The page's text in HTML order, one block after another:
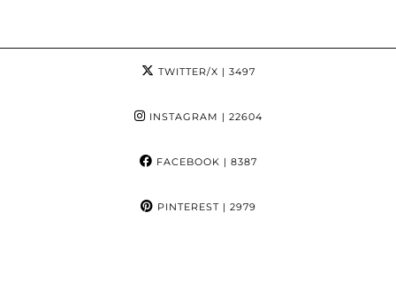
TWITTER/X | 3497
INSTAGRAM | 22604
FACEBOOK | 8387
PINTEREST| 2979